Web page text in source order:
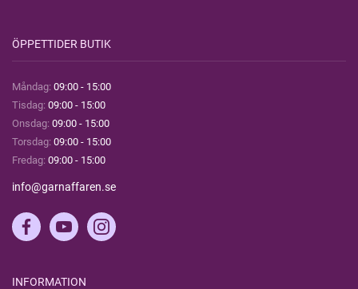
ÖPPETTIDER BUTIK
Måndag: 09:00 - 15:00
Tisdag: 09:00 - 15:00
Onsdag: 09:00 - 15:00
Torsdag: 09:00 - 15:00
Fredag: 09:00 - 15:00
info@garnaffaren.se
INFORMATION